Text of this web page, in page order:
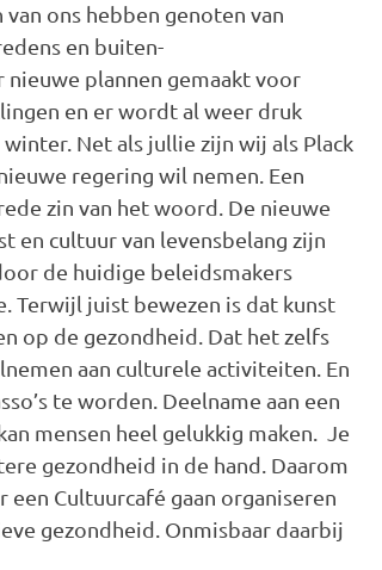
ons hebben genoten van
en buiten-
plannen gemaakt voor
en er wordt al weer druk
Net als jullie zijn wij als Plack
regering wil nemen. Een
zin van het woord. De nieuwe
en cultuur van levensbelang zijn
de huidige beleidsmakers
Terwijl juist bewezen is dat kunst
op de gezondheid. Dat het zelfs
aan culturele activiteiten. En
te worden. Deelname aan een
mensen heel gelukkig maken. Je
gezondheid in de hand. Daarom
Cultuurcafé gaan organiseren
gezondheid. Onmisbaar daarbij